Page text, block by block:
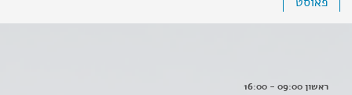
ראשון 09:00 - 16:00